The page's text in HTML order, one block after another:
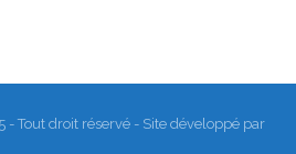
Tout droit réservé - Site développé par